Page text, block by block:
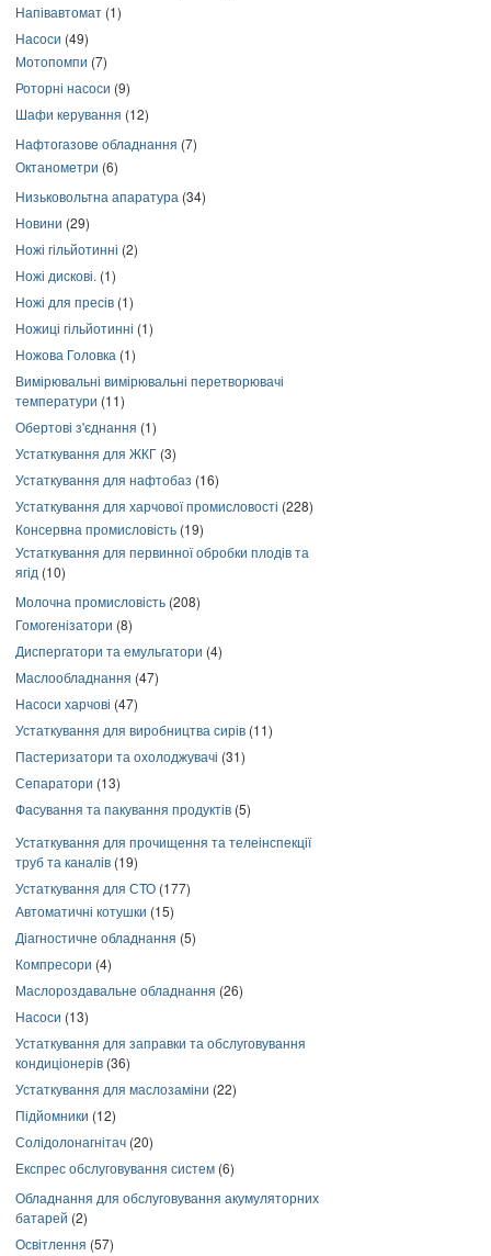
Напівавтомат (1)
Насоси (49)
Мотопомпи (7)
Роторні насоси (9)
Шафи керування (12)
Нафтогазове обладнання (7)
Октанометри (6)
Низьковольтна апаратура (34)
Новини (29)
Ножі гільйотинні (2)
Ножі дискові. (1)
Ножі для пресів (1)
Ножиці гільйотинні (1)
Ножова Головка (1)
Вимірювальні вимірювальні перетворювачі
температури (11)
Обертові з'єднання (1)
Устаткування для ЖКГ (3)
Устаткування для нафтобаз (16)
Устаткування для харчової промисловості (228)
Консервна промисловість (19)
Устаткування для первинної обробки плодів та
ягід (10)
Молочна промисловість (208)
Гомогенізатори (8)
Диспергатори та емульгатори (4)
Маслообладнання (47)
Насоси харчові (47)
Устаткування для виробництва сирів (11)
Пастеризатори та охолоджувачі (31)
Сепаратори (13)
Фасування та пакування продуктів (5)
Устаткування для прочищення та телеінспекції
труб та каналів (19)
Устаткування для СТО (177)
Автоматичні котушки (15)
Діагностичне обладнання (5)
Компресори (4)
Маслороздавальне обладнання (26)
Насоси (13)
Устаткування для заправки та обслуговування
кондиціонерів (36)
Устаткування для маслозаміни (22)
Підйомники (12)
Солідолонагнітач (20)
Експрес обслуговування систем (6)
Обладнання для обслуговування акумуляторних
батарей (2)
Освітлення (57)